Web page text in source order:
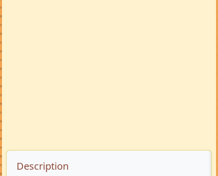
Description de l’annonce
Description